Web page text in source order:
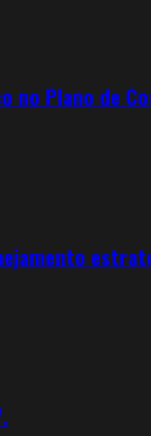
no Plano de